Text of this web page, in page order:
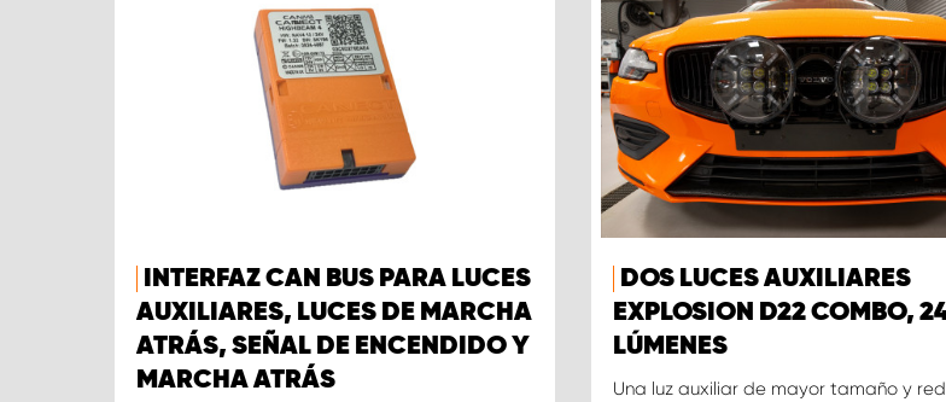
INTERFAZ CAN BUS PARA LUCES
AUXILIARES, LUCES DE MARCHA
ATRÁS, SEÑAL DE ENCENDIDO Y
MARCHA ATRÁS
DOS LUCES AUXILIARES
EXPLOSION D22 COMBO,
LÚMENES
Una luz auxiliar de mayor tamaño y